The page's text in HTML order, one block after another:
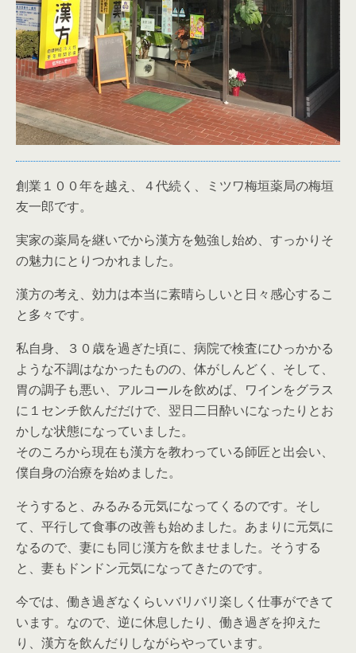
創業１００年を越え、４代続く、ミツワ梅垣薬局の梅垣
友一郎です。
実家の薬局を継いでから漢方を勉強し始め、すっかりそ
の魅力にとりつかれました。
漢方の考え、効力は本当に素晴らしいと日々感心するこ
と多々です。
私自身、３０歳を過ぎた頃に、病院で検査にひっかかる
ような不調はなかったものの、体がしんどく、そして、
胃の調子も悪い、アルコールを飲めば、ワインをグラス
に１センチ飲んだだけで、翌日二日酔いになったりとお
かしな状態になっていました。
そのころから現在も漢方を教わっている師匠と出会い、
僕自身の治療を始めました。
そうすると、みるみる元気になってくるのです。そし
て、平行して食事の改善も始めました。あまりに元気に
なるので、妻にも同じ漢方を飲ませました。そうする
と、妻もドンドン元気になってきたのです。
今では、働き過ぎなくらいバリバリ楽しく仕事ができて
います。なので、逆に休息したり、働き過ぎを抑えた
り、漢方を飲んだりしながらやっています。